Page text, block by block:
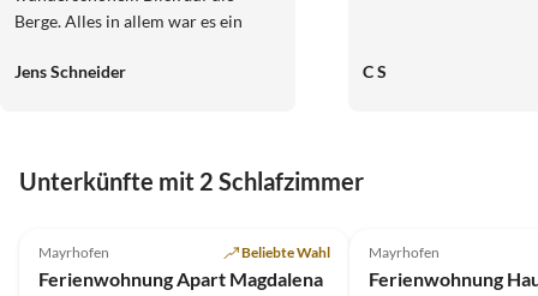
Berge. Alles in allem war es ein
Zillertal bei einer sehr netten
Wir kommen bestimmt mal wieder
Jens Schneider C S
Unterkünfte mit 2 Schlafzimmer
Mayrhofen Beliebte Wahl
Ferienwohnung Apart Magdalena
Mayrhofen
Ferienwohnung